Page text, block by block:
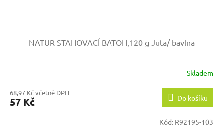
NATUR STAHOVACÍ BATOH,120 g Juta/ bavlna
Skladem
68,97 Kč včetně DPH
57 Kč Do košíku
Kód: R92195-103